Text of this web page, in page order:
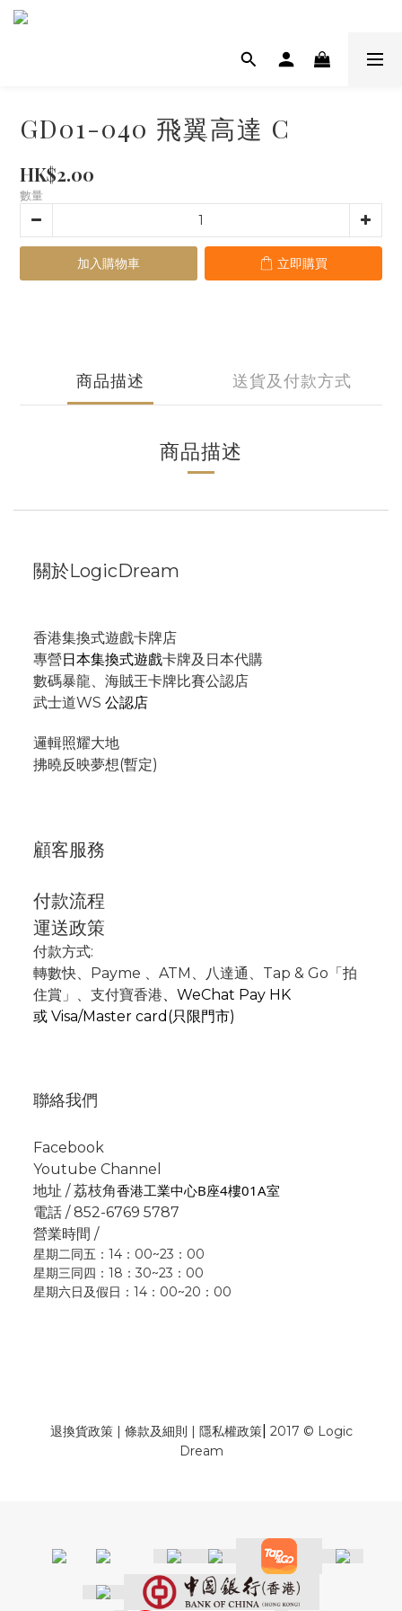
GD01-040 飛翼高達 C
HK$2.00
數量
加入購物車 立即購買
商品描述 送貨及付款方式
商品描述
關於LogicDream
香港集換式遊戲卡牌店
專營日本集換式遊戲卡牌及日本代購
數碼暴龍、海賊王卡牌比賽公認店
武士道WS 公認店
邏輯照耀大地
拂曉反映夢想(暫定)
顧客服務
付款流程
運送政策
付款方式:
轉數快、Payme 、 ATM 、
八達通、Tap & Go「拍
住賞」 、支付寶香港、 WeChat Pay HK
或 Visa/Master card(只限門市)
聯絡我們
Facebook
Youtube Channel
地址 / 荔枝角香港工業中心B座4樓01A室
電話 / 852-6769 5787
營業時間 /
星期二同五：14：00~23：00
星期三同四：18：30~23：00
星期六日及假日：14：00~20：00
退換貨政策| 條款及細則 | 隱私權政策| 2017 © Logic
Dream